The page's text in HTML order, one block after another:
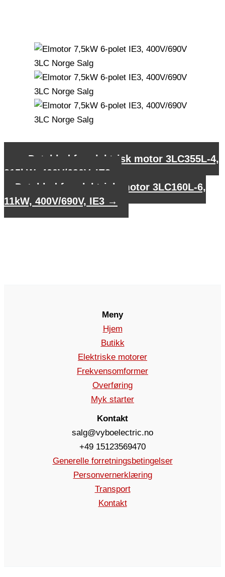
Datablad for elektrisk motor 3LC355L-4,
315kW, 400V/690V, IE3
Datablad for elektrisk motor 3LC160L-6,
11kW, 400V/690V, IE3 →
Meny
Hjem
Butikk
Elektriske motorer
Frekvensomformer
Overføring
Myk starter
Kontakt
salg@vyboelectric.no
+49 15123569470
Generelle forretningsbetingelser
Personvernerklæring
Transport
Kontakt